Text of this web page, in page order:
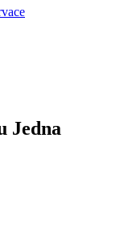
Jedna